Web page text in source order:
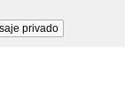
privado